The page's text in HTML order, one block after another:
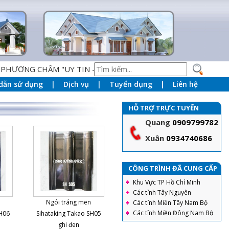
CHÂM "UY TIN - CHÂT LƯỢNG - DỊCH VỤ HOÀN HẢO"
sử dụng Dịch vụ Tuyển dụng Liên hệ
Ngói tráng men
Sihataking Takao SH05
ghi đen
HỖ TRỢ TRỰC TUYẾN
Quang 0909799782
Xuân 0934740686
CÔNG TRÌNH ĐÃ CUNG CẤP
Khu Vực TP Hồ Chí Minh
Các tỉnh Tây Nguyên
Các tỉnh Miền Tây Nam Bộ
Các tỉnh Miền Đông Nam Bộ